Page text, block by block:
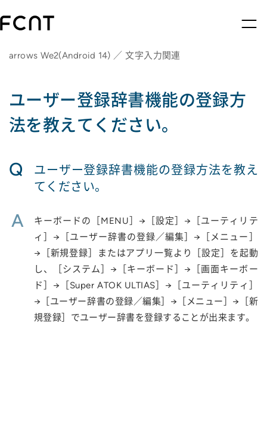
arrows We2(Android 14) ／ 文字入力関連
ユーザー登録辞書機能の登録方
法を教えてください。
Q
ユーザー登録辞書機能の登録方法を教え
てください。
A
キーボードの［MENU］→［設定］→［ユーティリテ
ィ］→［ユーザー辞書の登録／編集］→［メニュー］
→［新規登録］またはアプリ一覧より［設定］を起動
し、［システム］→［キーボード］→［画面キーボー
ド］→［Super ATOK ULTIAS］→［ユーティリティ］
→［ユーザー辞書の登録／編集］→［メニュー］→［新
規登録］でユーザー辞書を登録することが出来ます。